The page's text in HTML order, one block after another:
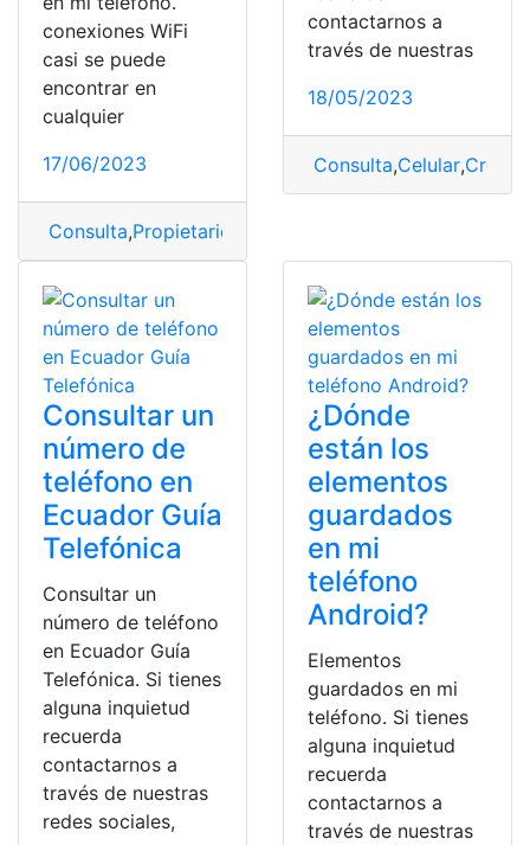
conexiones WiFi
casi se puede
encontrar en
cualquier
17/06/2023
Consulta,Propietario
contactarnos a
través de nuestras
18/05/2023
Consulta,Celular,
Consultar un
número de
teléfono en
Ecuador Guía
Telefónica
Consultar un
número de teléfono
en Ecuador Guía
Telefónica. Si tienes
alguna inquietud
recuerda
contactarnos a
través de nuestras
redes sociales,
¿Dónde
están los
elementos
guardados
en mi
teléfono
Android?
Elementos
guardados en mi
teléfono. Si tienes
alguna inquietud
recuerda
contactarnos a
través de nuestras